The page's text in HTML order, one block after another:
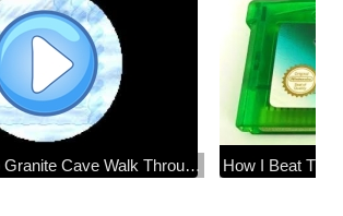
Emerald Kaizo Granite Cave Walk Through